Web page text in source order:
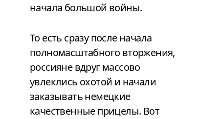
начала большой войны.
То есть сразу после начала
полномасштабного вторжения,
россияне вдруг массово
увлеклись охотой и начали
заказывать немецкие
качественные прицелы. Вот